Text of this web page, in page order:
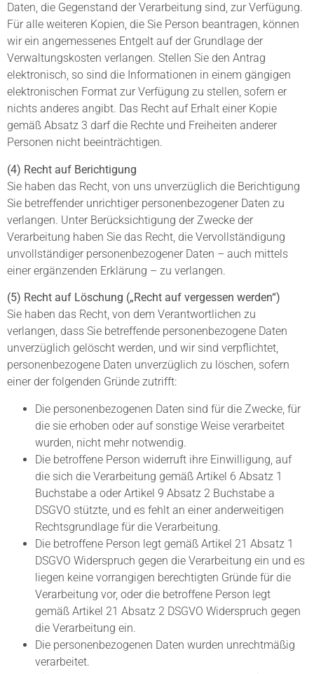
Daten, die Gegenstand der Verarbeitung sind, zur Verfügung.
Für alle weiteren Kopien, die Sie Person beantragen, können
wir ein angemessenes Entgelt auf der Grundlage der
Verwaltungskosten verlangen. Stellen Sie den Antrag
elektronisch, so sind die Informationen in einem gängigen
elektronischen Format zur Verfügung zu stellen, sofern er
nichts anderes angibt. Das Recht auf Erhalt einer Kopie
gemäß Absatz 3 darf die Rechte und Freiheiten anderer
Personen nicht beeinträchtigen.
(4) Recht auf Berichtigung
Sie haben das Recht, von uns unverzüglich die Berichtigung
Sie betreffender unrichtiger personenbezogener Daten zu
verlangen. Unter Berücksichtigung der Zwecke der
Verarbeitung haben Sie das Recht, die Vervollständigung
unvollständiger personenbezogener Daten – auch mittels
einer ergänzenden Erklärung – zu verlangen.
(5) Recht auf Löschung („Recht auf vergessen werden“)
Sie haben das Recht, von dem Verantwortlichen zu
verlangen, dass Sie betreffende personenbezogene Daten
unverzüglich gelöscht werden, und wir sind verpflichtet,
personenbezogene Daten unverzüglich zu löschen, sofern
einer der folgenden Gründe zutrifft:
Die personenbezogenen Daten sind für die Zwecke, für
die sie erhoben oder auf sonstige Weise verarbeitet
wurden, nicht mehr notwendig.
Die betroffene Person widerruft ihre Einwilligung, auf
die sich die Verarbeitung gemäß Artikel 6 Absatz 1
Buchstabe a oder Artikel 9 Absatz 2 Buchstabe a
DSGVO stützte, und es fehlt an einer anderweitigen
Rechtsgrundlage für die Verarbeitung.
Die betroffene Person legt gemäß Artikel 21 Absatz 1
DSGVO Widerspruch gegen die Verarbeitung ein und es
liegen keine vorrangigen berechtigten Gründe für die
Verarbeitung vor, oder die betroffene Person legt
gemäß Artikel 21 Absatz 2 DSGVO Widerspruch gegen
die Verarbeitung ein.
Die personenbezogenen Daten wurden unrechtmäßig
verarbeitet.